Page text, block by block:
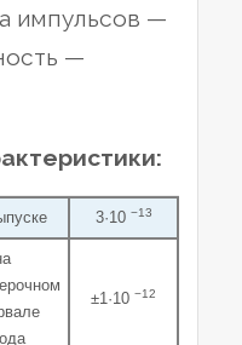
импульсов —
—
3·10 −13
±1·10 −12